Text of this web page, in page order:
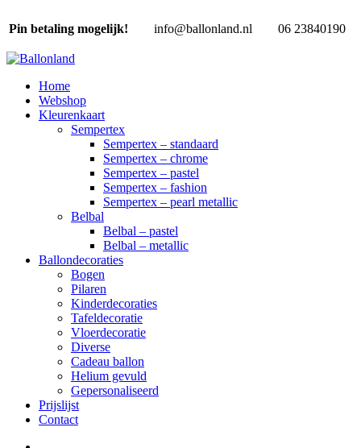
Pin betaling mogelijk! info@ballonland.nl 06 23840190
Home
Webshop
Kleurenkaart
Sempertex
Sempertex – standaard
Sempertex – chrome
Sempertex – pastel
Sempertex – fashion
Sempertex – pearl metallic
Belbal
Belbal – pastel
Belbal – metallic
Ballondecoraties
Bogen
Pilaren
Kinderdecoraties
Tafeldecoratie
Vloerdecoratie
Diverse
Cadeau ballon
Helium gevuld
Gepersonaliseerd
Prijslijst
Contact